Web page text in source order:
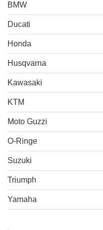
BMW
Ducati
Honda
Husqvarna
Kawasaki
KTM
Moto Guzzi
O-Ringe
Suzuki
Triumph
Yamaha